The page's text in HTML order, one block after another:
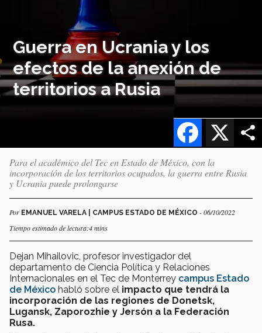
Guerra en Ucrania y los
efectos de la anexión de
territorios a Rusia
X
Facebook
Para el académico del Tec en Estado de México, con la
incorporación de los territorios ocupados, la guerra entre Rusia
y Ucrania puede prolongarse
Por EMANUEL VARELA | CAMPUS ESTADO DE MÉXICO - 06/10/2022
Tiempo estimado de lectura:4 mins
Dejan Mihailovic, profesor investigador del
departamento de Ciencia Política y Relaciones
Internacionales en el Tec de Monterrey campus Estado
de México habló sobre el impacto que tendrá la
incorporación de las regiones de Donetsk,
Lugansk, Zaporozhie y Jersón a la Federación
Rusa.